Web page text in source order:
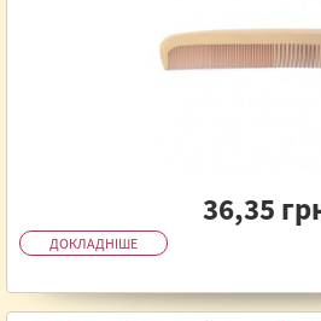
36,35
ДОКЛАДНІШЕ